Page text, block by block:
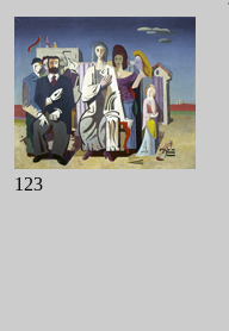
123